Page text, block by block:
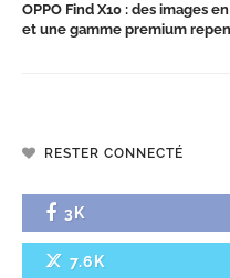
OPPO Find X10 : des images
et une gamme premium
RESTER CONNECTÉ
3K
7.6K